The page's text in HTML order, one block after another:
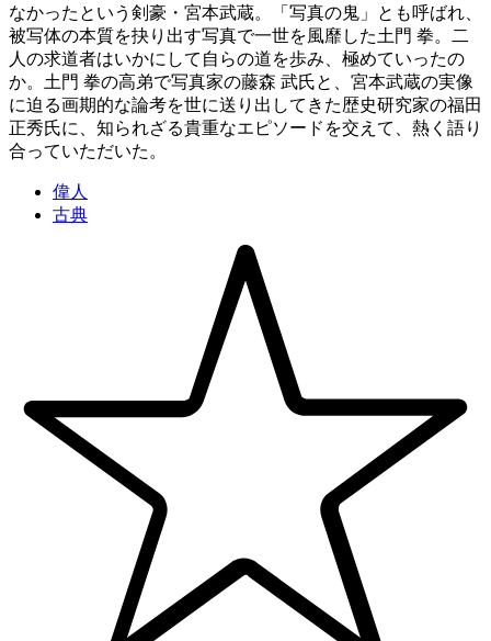
なかったという剣豪・宮本武蔵。「写真の鬼」とも呼ばれ、
被写体の本質を抉り出す写真で一世を風靡した土門 拳。二
人の求道者はいかにして自らの道を歩み、極めていったの
か。土門 拳の高弟で写真家の藤森 武氏と、宮本武蔵の実像
に迫る画期的な論考を世に送り出してきた歴史研究家の福田
正秀氏に、知られざる貴重なエピソードを交えて、熱く語り
合っていただいた。
偉人
古典